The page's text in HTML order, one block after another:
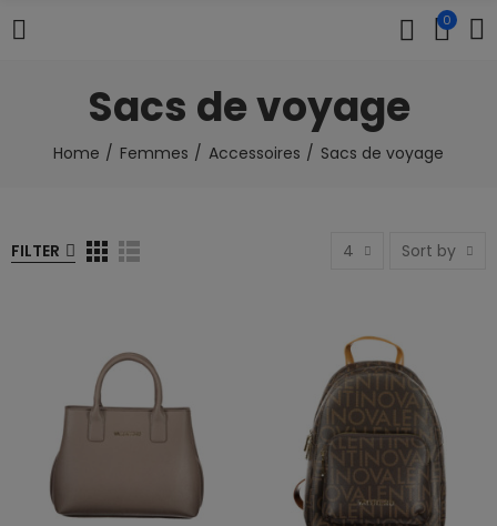
0
Sacs de voyage
Home Femmes Accessoires Sacs de voyage
FILTER 4 Sort by